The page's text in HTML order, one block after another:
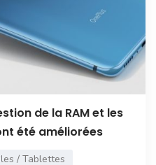
de la RAM et les
été améliorées
/ Tablettes